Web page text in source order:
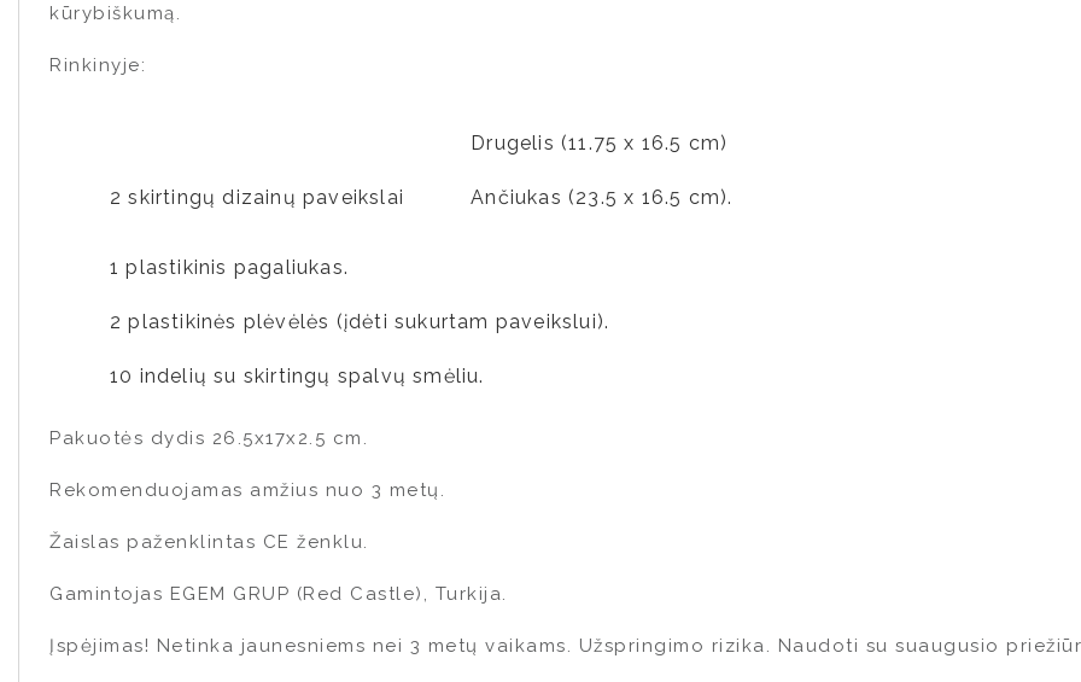
kūrybiškumą.
Rinkinyje:
2 skirtingų dizainų paveikslai
Drugelis (11.75 x 16.5 cm)
Ančiukas (23.5 x 16.5 cm).
1 plastikinis pagaliukas.
2 plastikinės plėvėlės (įdėti sukurtam paveikslui).
10 indelių su skirtingų spalvų smėliu.
Pakuotės dydis 26.5x17x2.5 cm.
Rekomenduojamas amžius nuo 3 metų.
Žaislas paženklintas CE ženklu.
Gamintojas EGEM GRUP (Red Castle), Turkija.
Įspėjimas! Netinka jaunesniems nei 3 metų vaikams. Užspringimo rizika. Naudoti su suaugusio